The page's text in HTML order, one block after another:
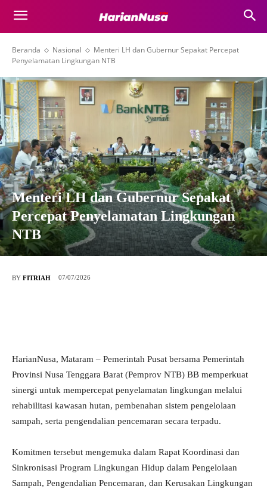
Beranda Nasional
Menteri LH dan Gubernur Sepakat Percepat
Penyelamatan Lingkungan NTB
Menteri LH dan Gubernur Sepakat
Percepat Penyelamatan Lingkungan
NTB
BY FITRIAH 07/07/2026
HarianNusa, Mataram – Pemerintah Pusat bersama Pemerintah
Provinsi Nusa Tenggara Barat (Pemprov NTB) BB memperkuat
sinergi untuk mempercepat penyelamatan lingkungan melalui
rehabilitasi kawasan hutan, pembenahan sistem pengelolaan
sampah, serta pengendalian pencemaran secara terpadu.
Komitmen tersebut mengemuka dalam Rapat Koordinasi dan
Sinkronisasi Program Lingkungan Hidup dalam Pengelolaan
Sampah, Pengendalian Pencemaran, dan Kerusakan Lingkungan